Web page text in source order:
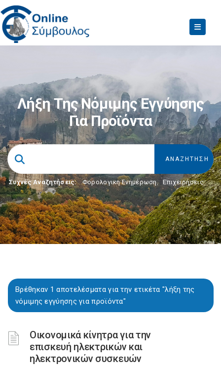
Λήξη Της Νόμιμης Εγγύησης
Για Προϊόντα
Συχνές Αναζητήσεις: Φορολογικη Ενημέρωση, Επιχειρήσεις
Βρέθηκαν 1 αποτελέσματα για την ετικέτα "λήξη της
νόμιμης εγγύησης για προϊόντα"
Οικονομικά κίνητρα για την
επισκευή ηλεκτρικών και
ηλεκτρονικών συσκευών